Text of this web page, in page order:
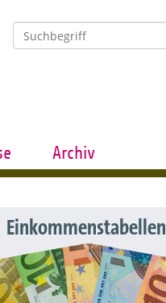
Archiv
Einkommenstabellen